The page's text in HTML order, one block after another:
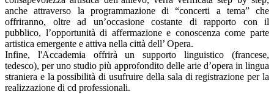
anche attraverso la programmazione di “concerti a tema” che
offriranno, oltre ad un’occasione costante di rapporto con il
pubblico, l’opportunità di affermazione e conoscenza come parte
artistica emergente e attiva nella città dell’ Opera.
Infine, l'Accademia offrirà un supporto linguistico (francese,
tedesco), per uno studio più approfondito delle arie d’opera in lingua
straniera e la possibilità di usufruire della sala di registrazione per la
realizzazione di cd professionali.